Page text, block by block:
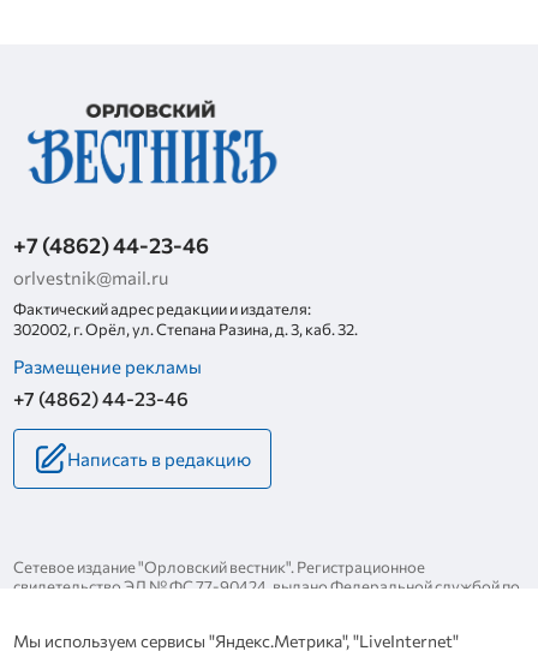
+7 (4862) 44-23-46
orlvestnik@mail.ru
Фактический адрес редакции и издателя:
302002, г. Орёл, ул. Степана Разина, д. 3, каб. 32.
Размещение рекламы
+7 (4862) 44-23-46
Написать в редакцию
Сетевое издание "Орловский вестник". Регистрационное
свидетельство ЭЛ № ФС 77-90424, выдано Федеральной службой по
Мы используем сервисы "Яндекс.Метрика", "LiveInternet"